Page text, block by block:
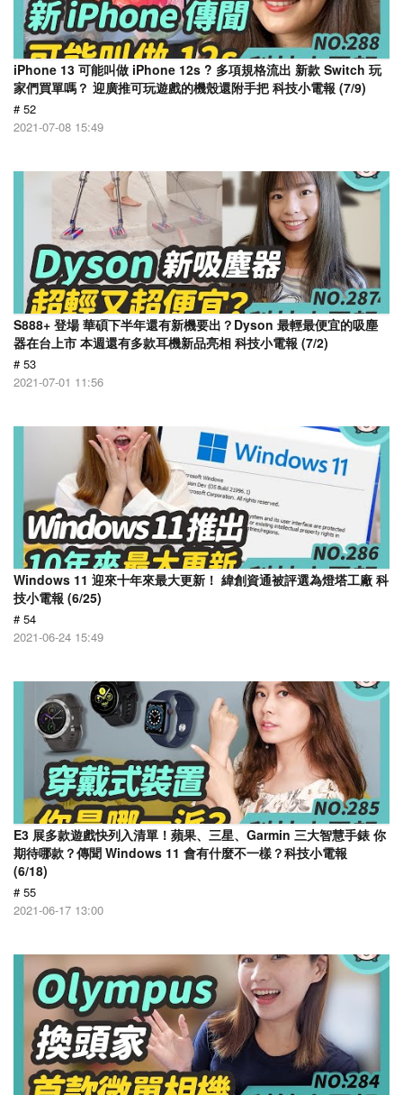
iPhone 13 可能叫做 iPhone 12s ? 多項規格流出 新款 Switch 玩
家們買單嗎？ 迎廣推可玩遊戲的機殼還附手把 科技小電報 (7/9)
# 52
2021-07-08 15:49
S888+ 登場 華碩下半年還有新機要出？Dyson 最輕最便宜的吸塵
器在台上市 本週還有多款耳機新品亮相 科技小電報 (7/2)
# 53
2021-07-01 11:56
Windows 11 迎來十年來最大更新！ 緯創資通被評選為燈塔工廠 科
技小電報 (6/25)
# 54
2021-06-24 15:49
E3 展多款遊戲快列入清單！蘋果、三星、Garmin 三大智慧手錶 你
期待哪款？傳聞 Windows 11 會有什麼不一樣？科技小電報
(6/18)
# 55
2021-06-17 13:00